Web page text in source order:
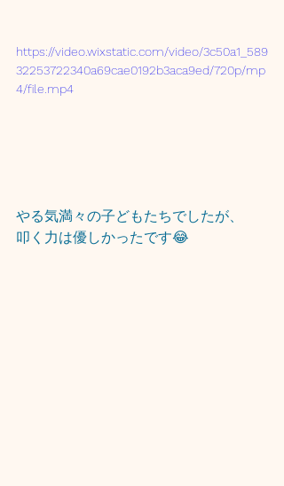
https://video.wixstatic.com/video/3c50a1_589
32253722340a69cae0192b3aca9ed/720p/mp
4/file.mp4
やる気満々の子どもたちでしたが、
叩く力は優しかったです😂